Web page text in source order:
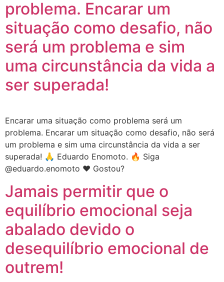
problema. Encarar um
situação como desafio, não
será um problema e sim
uma circunstância da vida a
ser superada!
Encarar uma situação como problema será um
problema. Encarar um situação como desafio, não será
um problema e sim uma circunstância da vida a ser
superada! 🙏 Eduardo Enomoto. 🔥 Siga
@eduardo.enomoto ❤️ Gostou?
Jamais permitir que o
equilíbrio emocional seja
abalado devido o
desequilíbrio emocional de
outrem!